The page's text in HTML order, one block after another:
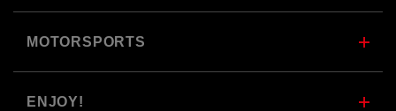
MOTORSPORTS
ENJOY!